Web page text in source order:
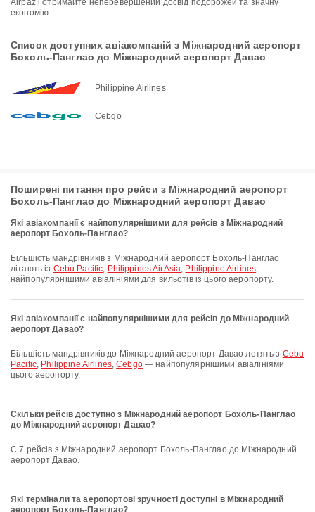
Airpaz і отримайте неперевершений досвід подорожей та значну
економію.
Список доступних авіакомпаній з Міжнародний аеропорт
Бохоль-Панглао до Міжнародний аеропорт Давао
Philippine Airlines
Cebgo
Поширені питання про рейси з Міжнародний аеропорт
Бохоль-Панглао до Міжнародний аеропорт Давао
Які авіакомпанії є найпопулярнішими для рейсів з Міжнародний
аеропорт Бохоль-Панглао?
Більшість мандрівників з Міжнародний аеропорт Бохоль-Панглао
літають із Cebu Pacific, Philippines AirAsia, Philippine Airlines,
найпопулярнішими авіалініями для вильотів із цього аеропорту.
Які авіакомпанії є найпопулярнішими для рейсів до Міжнародний
аеропорт Давао?
Більшість мандрівників до Міжнародний аеропорт Давао летять з Cebu
Pacific, Philippine Airlines,Cebgo— найпопулярнішими авіалініями
цього аеропорту.
Скільки рейсів доступно з Міжнародний аеропорт Бохоль-Панглао
до Міжнародний аеропорт Давао?
Є 7 рейсів з Міжнародний аеропорт Бохоль-Панглао до Міжнародний
аеропорт Давао.
Які термінали та аеропортові зручності доступні в Міжнародний
аеропорт Бохоль-Панглао?